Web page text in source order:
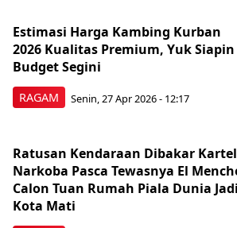
RAGAM
Estimasi Harga Kambing Kurban
2026 Kualitas Premium, Yuk Siapin
Budget Segini
Senin, 27 Apr 2026 - 12:17
Ratusan Kendaraan Dibakar Kartel
Narkoba Pasca Tewasnya El
Calon Tuan Rumah Piala Dunia Jadi
Kota Mati